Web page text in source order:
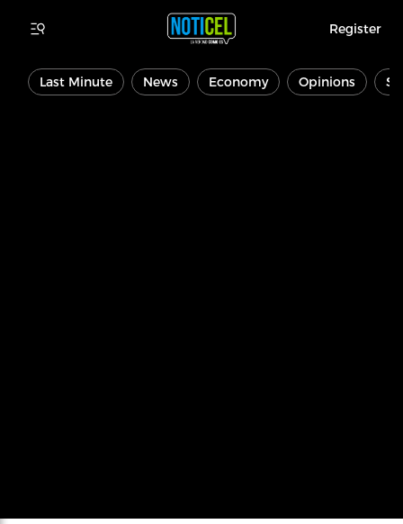
Register
Last Minute News Economy Opinions